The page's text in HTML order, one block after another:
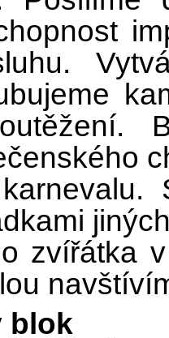
zvířátka
blok